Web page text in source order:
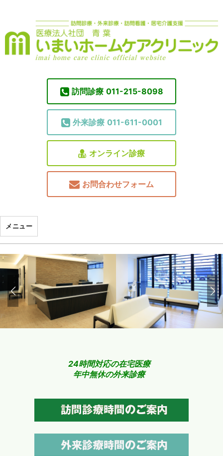
訪問診療 011-215-8098
外来診療 011-611-0001
オンライン診療
お問合わせフォーム
メニュー
24時間対応の在宅医療
年中無休の外来診療